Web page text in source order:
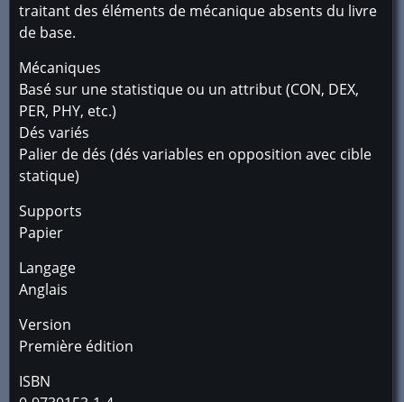
traitant des éléments de mécanique absents du livre
de base.
Mécaniques
Basé sur une statistique ou un attribut (CON, DEX,
PER, PHY, etc.)
Dés variés
Palier de dés (dés variables en opposition avec cible
statique)
Supports
Papier
Langage
Anglais
Version
Première édition
ISBN